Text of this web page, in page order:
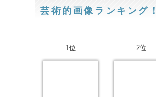
芸術的画像ランキング！
1位 2位